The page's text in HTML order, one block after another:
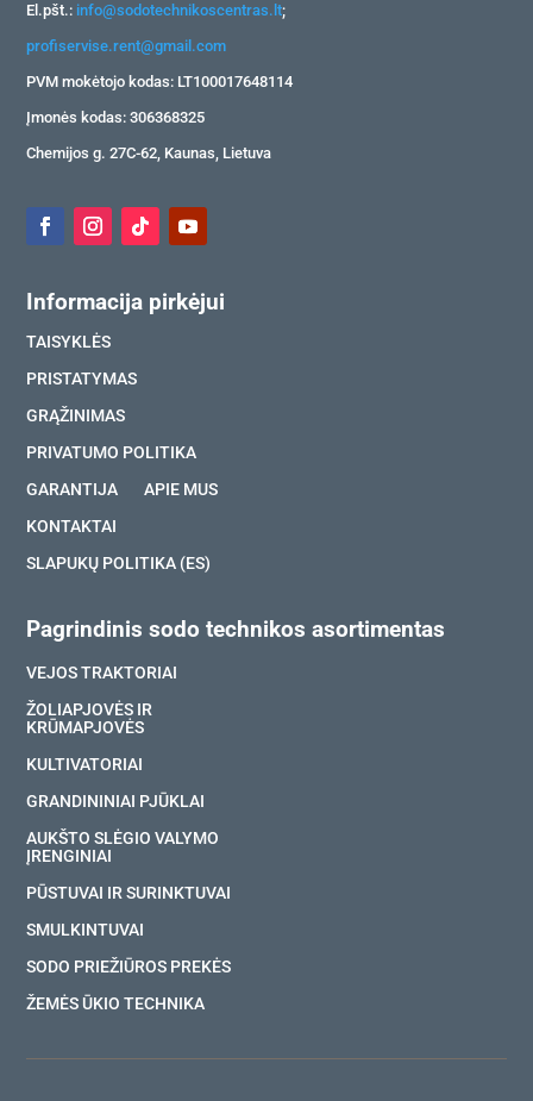
El.pšt.: info@sodotechnikoscentras.lt;
profiservise.rent@gmail.com
PVM mokėtojo kodas: LT100017648114
Įmonės kodas: 306368325
Chemijos g. 27C-62, Kaunas, Lietuva
Informacija pirkėjui
TAISYKLĖS
PRISTATYMAS
GRĄŽINIMAS
PRIVATUMO POLITIKA
GARANTIJA
APIE MUS
KONTAKTAI
SLAPUKŲ POLITIKA (ES)
Pagrindinis sodo technikos asortimentas
VEJOS TRAKTORIAI
ŽOLIAPJOVĖS IR
KRŪMAPJOVĖS
KULTIVATORIAI
GRANDININIAI PJŪKLAI
AUKŠTO SLĖGIO VALYMO
ĮRENGINIAI
PŪSTUVAI IR SURINKTUVAI
SMULKINTUVAI
SODO PRIEŽIŪROS PREKĖS
ŽEMĖS ŪKIO TECHNIKA